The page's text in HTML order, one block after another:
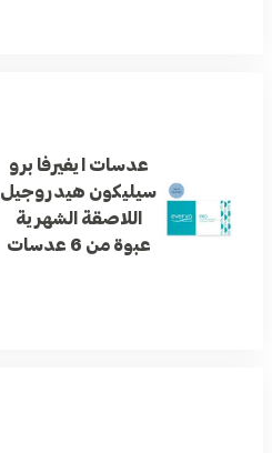
عدسات ايفيرفا برو
سيليكون هيدروجيل
اللاصقة الشهرية
عبوة من 6 عدسات